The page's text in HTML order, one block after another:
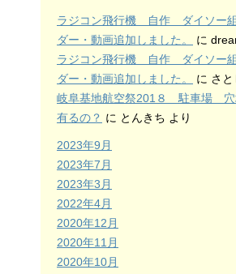
ラジコン飛行機 自作 ダイソー
ダー・動画追加しました。
に
ラジコン飛行機 自作 ダイソー
ダー・動画追加しました。
に さと
岐阜基地航空祭201８ 駐車場
有るの？ に とんきち より
2023年9月
2023年7月
2023年3月
2022年4月
2020年12月
2020年11月
2020年10月